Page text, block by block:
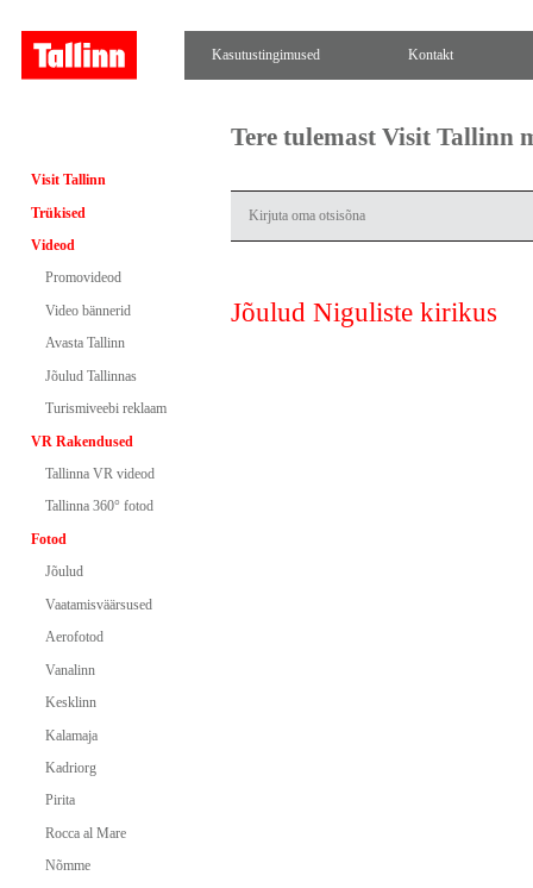
Kasutustingimused Kontakt
Visit Tallinn
Trükised
Videod
Promovideod
Video bännerid
Avasta Tallinn
Jõulud Tallinnas
Turismiveebi reklaam
VR Rakendused
Tallinna VR videod
Tallinna 360° fotod
Fotod
Jõulud
Vaatamisväärsused
Aerofotod
Vanalinn
Kesklinn
Kalamaja
Kadriorg
Pirita
Rocca al Mare
Nõmme
Tere tulemast Visit Tallinn
Jõulud Niguliste kirikus